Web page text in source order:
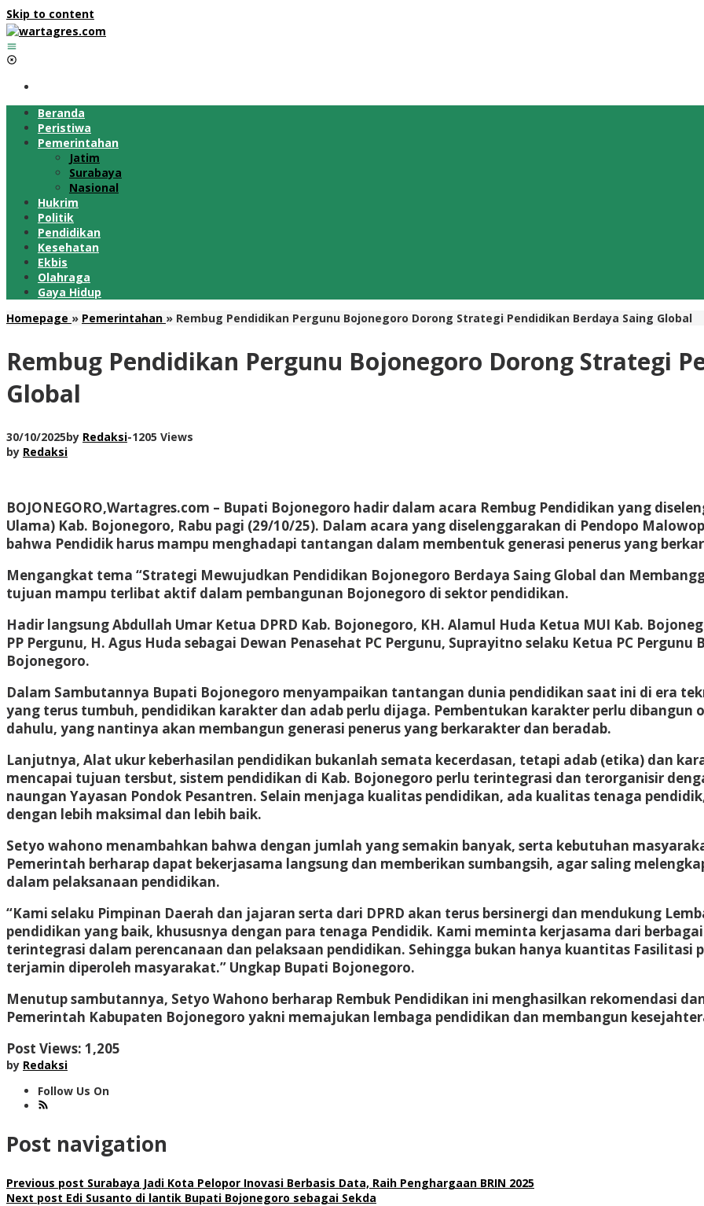
Skip to content
Beranda
Peristiwa
Pemerintahan
Jatim
Surabaya
Nasional
Hukrim
Politik
Pendidikan
Kesehatan
Ekbis
Olahraga
Gaya Hidup
Homepage » Pemerintahan » Rembug Pendidikan Pergunu Bojonegoro Dorong Strategi Pendidikan Berdaya Saing Global
Rembug Pendidikan Pergunu Bojonegoro Dorong Strategi
Global
30/10/2025by Redaksi-1205 Views
by Redaksi
BOJONEGORO,Wartagres.com – Bupati Bojonegoro hadir dalam acara Rembug Pendidikan yang
Ulama) Kab. Bojonegoro, Rabu pagi (29/10/25). Dalam acara yang diselenggarakan di Pendopo
bahwa Pendidik harus mampu menghadapi tantangan dalam membentuk generasi penerus yang
Mengangkat tema “Strategi Mewujudkan Pendidikan Bojonegoro Berdaya Saing Global dan
tujuan mampu terlibat aktif dalam pembangunan Bojonegoro di sektor pendidikan.
Hadir langsung Abdullah Umar Ketua DPRD Kab. Bojonegoro, KH. Alamul Huda Ketua MUI Kab.
PP Pergunu, H. Agus Huda sebagai Dewan Penasehat PC Pergunu, Suprayitno selaku Ketua PC
Bojonegoro.
Dalam Sambutannya Bupati Bojonegoro menyampaikan tantangan dunia pendidikan saat ini di era
yang terus tumbuh, pendidikan karakter dan adab perlu dijaga. Pembentukan karakter perlu dibangun
dahulu, yang nantinya akan membangun generasi penerus yang berkarakter dan beradab.
Lanjutnya, Alat ukur keberhasilan pendidikan bukanlah semata kecerdasan, tetapi adab (etika) dan
mencapai tujuan tersbut, sistem pendidikan di Kab. Bojonegoro perlu terintegrasi dan terorganisir
naungan Yayasan Pondok Pesantren. Selain menjaga kualitas pendidikan, ada kualitas tenaga
dengan lebih maksimal dan lebih baik.
Setyo wahono menambahkan bahwa dengan jumlah yang semakin banyak, serta kebutuhan
Pemerintah berharap dapat bekerjasama langsung dan memberikan sumbangsih, agar saling
dalam pelaksanaan pendidikan.
“Kami selaku Pimpinan Daerah dan jajaran serta dari DPRD akan terus bersinergi dan mendukung
pendidikan yang baik, khususnya dengan para tenaga Pendidik. Kami meminta kerjasama dari
terintegrasi dalam perencanaan dan pelaksaan pendidikan. Sehingga bukan hanya kuantitas
terjamin diperoleh masyarakat.” Ungkap Bupati Bojonegoro.
Menutup sambutannya, Setyo Wahono berharap Rembuk Pendidikan ini menghasilkan rekomendasi
Pemerintah Kabupaten Bojonegoro yakni memajukan lembaga pendidikan dan membangun
Post Views: 1,205
by Redaksi
Follow Us On
Post navigation
Previous post Surabaya Jadi Kota Pelopor Inovasi Berbasis Data, Raih Penghargaan BRIN 2025
Next post Edi Susanto di lantik Bupati Bojonegoro sebagai Sekda